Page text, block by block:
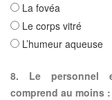
La fovéa
Le corps vitré
L’humeur aqueuse
8. Le personnel
comprend au moins :